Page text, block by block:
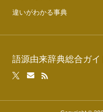
違いがわかる事典
語源由来辞典総合ガイ